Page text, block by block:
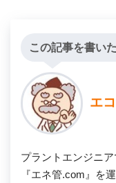
この記事を書い
エ
プラントエンジニ
『エネ管.com』を